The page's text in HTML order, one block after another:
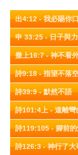
出4:12 - 我必賜你
申 33:25 - 日子與
撒上16:7 - 神不看
詩9:18 - 指望不落
詩39:9 - 默然不語
詩101:4上 - 遠離彎
詩119:105 - 腳前
詩126:3 - 神行了大